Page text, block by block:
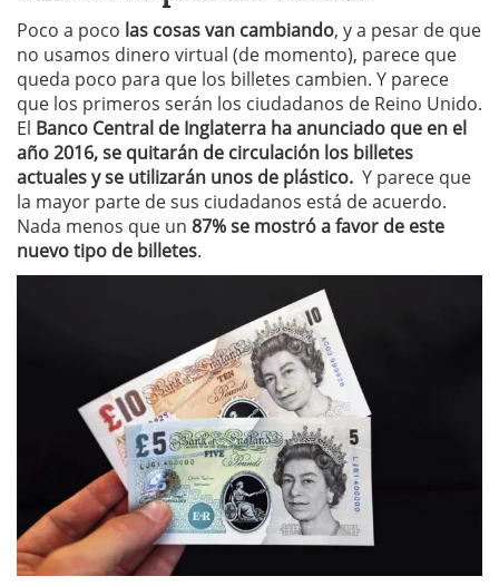
Poco a poco las cosas van cambiando, y a pesar de que
no usamos dinero virtual (de momento), parece que
queda poco para que los billetes cambien. Y parece
que los primeros serán los ciudadanos de Reino Unido.
El Banco Central de Inglaterra ha anunciado que en el
año 2016, se quitarán de circulación los billetes
actuales y se utilizarán unos de plástico. Y parece que
la mayor parte de sus ciudadanos está de acuerdo.
Nada menos que un 87% se mostró a favor de este
nuevo tipo de billetes.